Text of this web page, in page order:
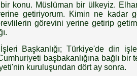
konu. Müslüman bir ülkeyiz.
getiriyorum. Kimin ne kadar
görevini yerine getirip
Başkanlığı; Türkiye'de din
başbakanlığına bağlı
kuruluşundan dört ay sonra.